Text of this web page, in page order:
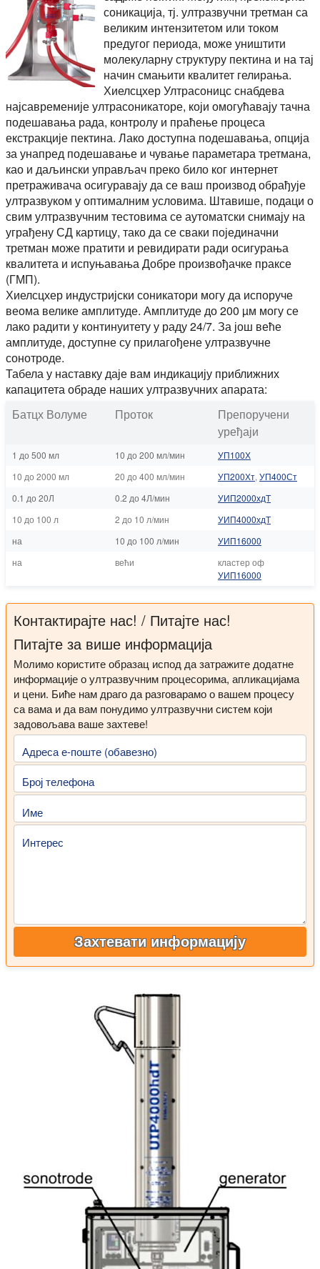
соникација, тј. ултразвучни третман са
великим интензитетом или током
предугог периода, може уништити
молекуларну структуру пектина и на тај
начин смањити квалитет гелирања.
Хиелсцхер Ултрасоницс снабдева
најсавременије ултрасоникаторе, који омогућавају тачна
подешавања рада, контролу и праћење процеса
екстракције пектина. Лако доступна подешавања, опција
за унапред подешавање и чување параметара третмана,
као и даљински управљач преко било ког интернет
претраживача осигуравају да се ваш производ обрађује
ултразвуком у оптималним условима. Штавише, подаци о
свим ултразвучним тестовима се аутоматски снимају на
уграђену СД картицу, тако да се сваки појединачни
третман може пратити и ревидирати ради осигурања
квалитета и испуњавања Добре произвођачке праксе
(ГМП).
Хиелсцхер индустријски соникатори могу да испоруче
веома велике амплитуде. Амплитуде до 200 µм могу се
лако радити у континуитету у раду 24/7. За још веће
амплитуде, доступне су прилагођене ултразвучне
сонотроде.
Табела у наставку даје вам индикацију приближних
капацитета обраде наших ултразвучних апарата:
Батцх Волуме
Проток
Препоручени
уређаји
1 до 500 мл 10 до 200 мл/мин
УП100Х
10 до 2000 мл
20 до 400 мл/мин УП200Хт, УП400Ст
0.1 до 20Л
0.2 до 4Л/мин
УИП2000хдТ
10 до 100 л
2 до 10 л/мин
УИП4000хдТ
на
10 до 100 л/мин
УИП16000
на
већи
кластер оф
УИП16000
Контактирајте нас! / Питајте нас!
Питајте за више информација
Молимо користите образац испод да затражите додатне
информације о ултразвучним процесорима, апликацијама
и цени. Биће нам драго да разговарамо о вашем процесу
са вама и да вам понудимо ултразвучни систем који
задовољава ваше захтеве!
Адреса е-поште (обавезно)
Број телефона
Име
Интерес
Захтевати информацију